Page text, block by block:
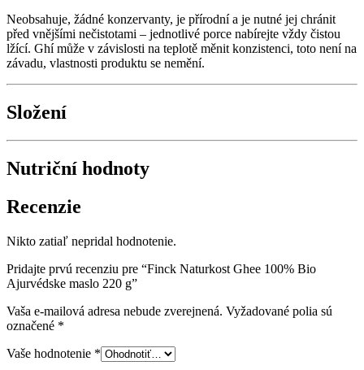
Neobsahuje, žádné konzervanty, je přírodní a je nutné jej chránit
před vnějšími nečistotami – jednotlivé porce nabírejte vždy čistou
lžící. Ghí může v závislosti na teplotě měnit konzistenci, toto není na
závadu, vlastnosti produktu se nemění.
Složení
Nutriční hodnoty
Recenzie
Nikto zatiaľ nepridal hodnotenie.
Pridajte prvú recenziu pre “Finck Naturkost Ghee 100% Bio
Ajurvédske maslo 220 g”
Vaša e-mailová adresa nebude zverejnená. Vyžadované polia sú
označené *
Vaše hodnotenie *